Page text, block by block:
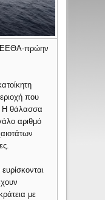
πρώην
που
Η θάλασσα
αριθμό
με